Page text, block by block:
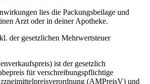
lies die Packungsbeilage und
Arzt oder in deiner Apotheke.
der gesetzlichen Mehrwertsteuer
ist der gesetzlich
für verschreibungspflichtige
(AMPreisV) und